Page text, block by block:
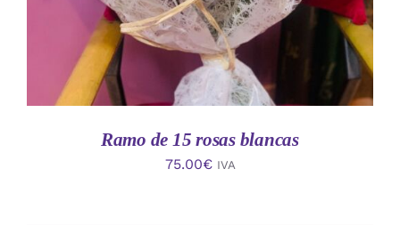
Ramo de 15 rosas blancas
75.00€ IVA